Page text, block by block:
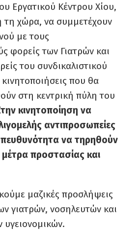
Εργατικού Κέντρου Χίου,
τη χώρα, να συμμετέχουν
με τους
φορείς των Γιατρών και
του συνδικαλιστικού
που θα
στη κεντρική πύλη του
κινητοποίηση να
αντιπροσωπείες
να τηρηθούν
προστασίας και
μαζικές προσλήψεις
γιατρών, νοσηλευτών και
υγειονομικών.